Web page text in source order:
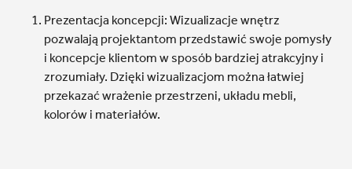
Prezentacja koncepcji: Wizualizacje wnętrz
pozwalają projektantom przedstawić swoje pomysły
i koncepcje klientom w sposób bardziej atrakcyjny i
zrozumiały. Dzięki wizualizacjom można łatwiej
przekazać wrażenie przestrzeni, układu mebli,
kolorów i materiałów.